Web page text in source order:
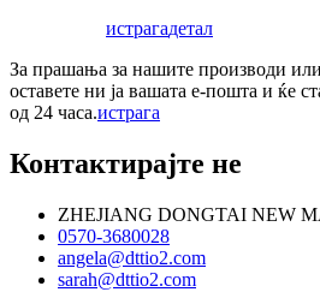
истрагадетал
За прашања за нашите производи
оставете ни ја вашата е-пошта и ќе
од 24 часа.истрага
Контактирајте не
ZHEJIANG DONGTAI NEW
0570-3680028
angela@dttio2.com
sarah@dttio2.com